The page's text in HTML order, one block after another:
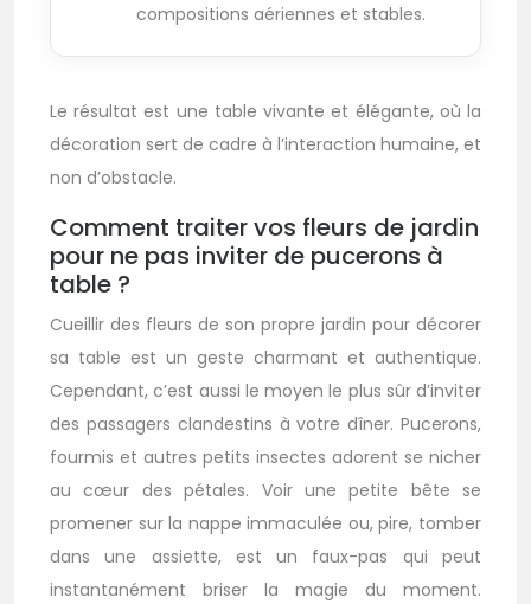
compositions aériennes et stables.
Le résultat est une table vivante et élégante, où la
décoration sert de cadre à l’interaction humaine, et
non d’obstacle.
Comment traiter vos fleurs de jardin
pour ne pas inviter de pucerons à
table ?
Cueillir des fleurs de son propre jardin pour décorer
sa table est un geste charmant et authentique.
Cependant, c’est aussi le moyen le plus sûr d’inviter
des passagers clandestins à votre dîner. Pucerons,
fourmis et autres petits insectes adorent se nicher
au cœur des pétales. Voir une petite bête se
promener sur la nappe immaculée ou, pire, tomber
dans une assiette, est un faux-pas qui peut
instantanément briser la magie du moment.